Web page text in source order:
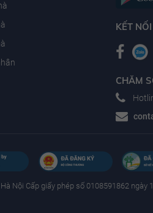
KẾT
CHĂM
Nội Cấp giấy phép số 0108591862